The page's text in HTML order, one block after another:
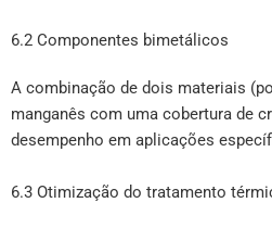
6.2 Componentes bimetálicos
A combinação de dois materiais
manganês com uma cobertura de
desempenho em aplicações
6.3 Otimização do tratamento